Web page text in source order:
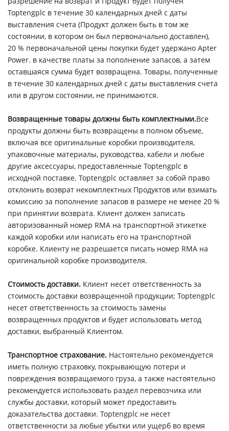
Toptengplc в течение 30 календарных дней с даты
выставления счета (Продукт должен быть в том же
состоянии, в котором он был первоначально доставлен),
20 % первоначальной цены покупки будет удержано Apter
Power. в качестве платы за пополнение запасов, а затем
оставшаяся сумма будет возвращена. Товары, полученные
в течение 30 календарных дней с даты выставления счета
или в другом состоянии, не принимаются.
Возвращенные товары должны быть комплектными.Все
продукты должны быть возвращены в полном объеме,
включая все оригинальные коробки производителя,
упаковочные материалы, руководства, кабели и любые
другие аксессуары, предоставленные Toptengplc в
исходной поставке. Toptengplc оставляет за собой право
отклонить возврат некомплектных Продуктов или взимать
комиссию за пополнение запасов в размере не менее 20 %
при принятии возврата. Клиент должен записать
авторизованный номер RMA на транспортной этикетке
каждой коробки или написать его на транспортной
коробке. Клиенту не разрешается писать номер RMA на
оригинальной коробке производителя.
Стоимость доставки. Клиент несет ответственность за
стоимость доставки возвращенной продукции; Toptengplc
несет ответственность за стоимость замены
возвращенных продуктов и будет использовать метод
доставки, выбранный Клиентом.
Транспортное страхование. Настоятельно рекомендуется
иметь полную страховку, покрывающую потери и
повреждения возвращаемого груза, а также настоятельно
рекомендуется использовать раздел перевозчика или
службы доставки, который может предоставить
доказательства доставки. Toptengplc не несет
ответственности за любые убытки или ущерб во время